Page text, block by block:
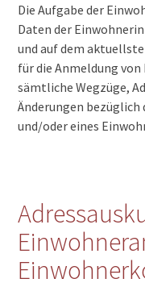
Die Aufgabe der
Daten der
und auf dem
für die Anmeldung
sämtliche Wegzüge,
Änderungen
und/oder eines